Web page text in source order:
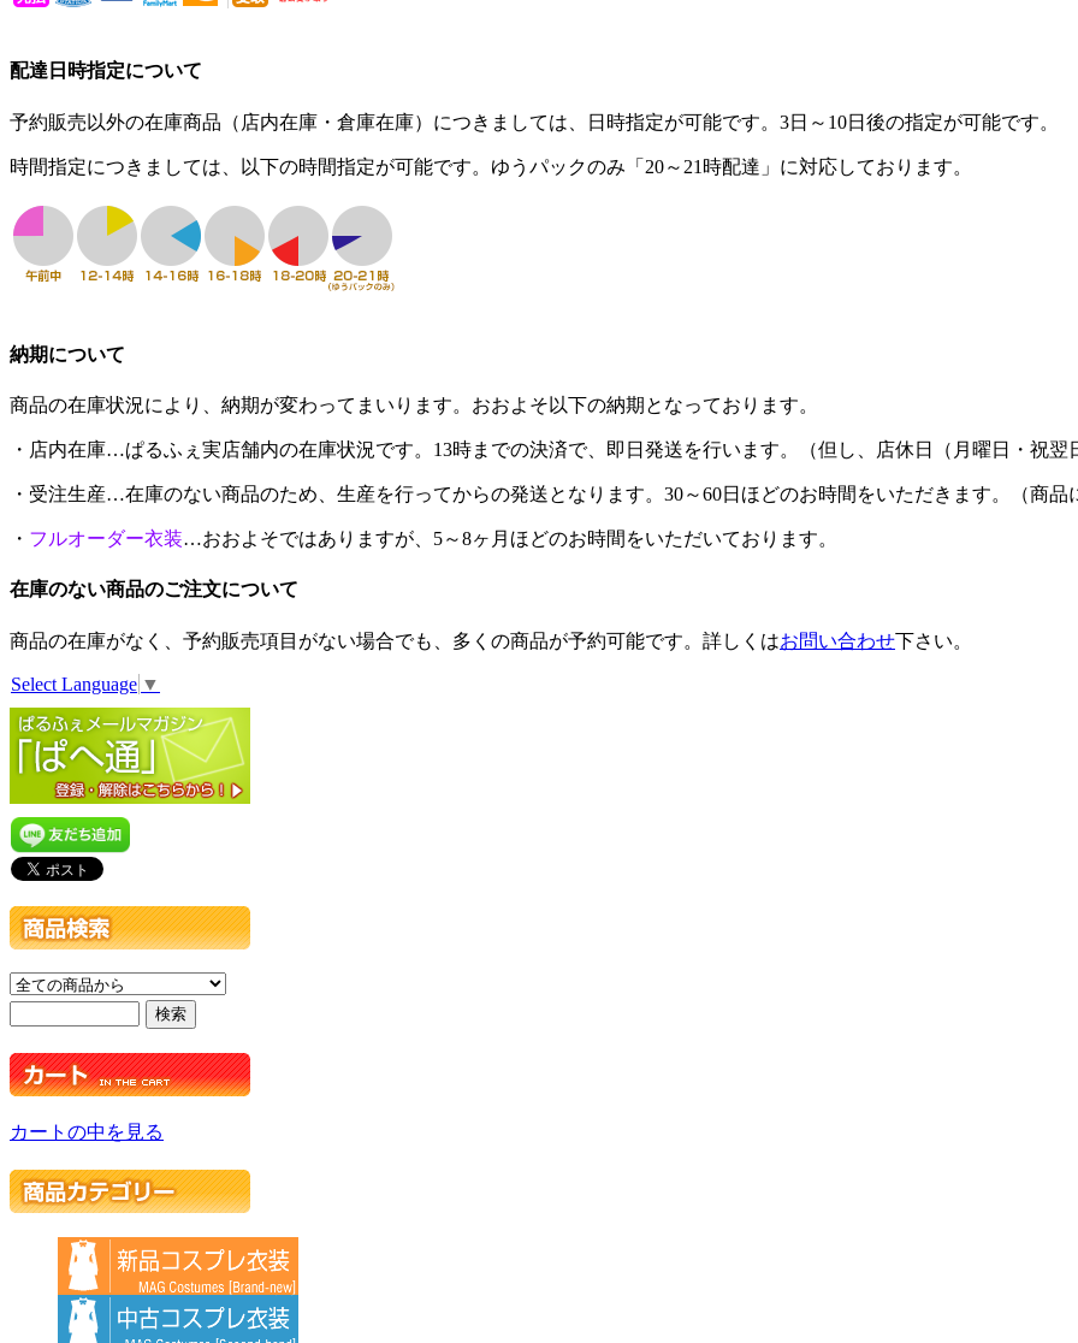
配達日時指定について
予約販売以外の在庫商品（店内在庫・倉庫在庫）につきましては、 日時指定が可能です。3日～10日後の指定が可能です。
時間指定につきましては、 以下の時間指定が可能です。ゆうパックのみ「20～21時配達」に対応しております。
納期について
商品の在庫状況により、納期が変わってまいります。おおよそ以下の納期となっております。
・ 店内在庫…ぱるふぇ実店舗内の在庫状況です。 13時までの決済で、即日発送を行います。（但し、店休日（月曜日・祝翌
・ 受注生産…在庫のない商品のため、生産を行ってからの発送となります。 30～60日ほどのお時間をいただきます。（商品
・ フルオーダー衣装…おおよそではありますが、 5～8ヶ月ほどのお時間をいただいております。
在庫のない商品のご注文について
商品の在庫がなく、予約販売項目がない場合でも、多くの商品が予約可能です。詳しくはお問い合わせ下さい。
Select Language ▼
カートの中を見る